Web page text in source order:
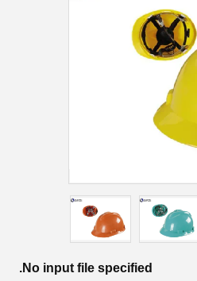
No input file specified.